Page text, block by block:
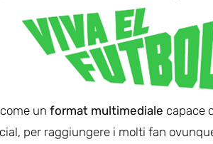
un format multimediale capace
per raggiungere i molti fan